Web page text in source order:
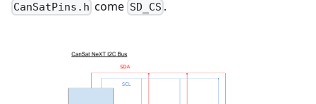
CanSatPins.h come SD_CS .